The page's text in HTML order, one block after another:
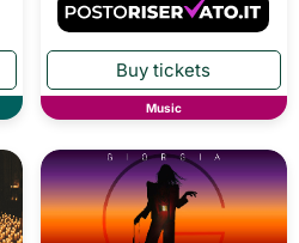
Music